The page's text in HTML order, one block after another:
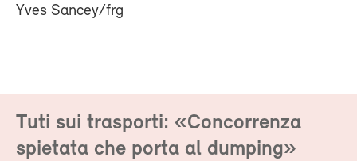
Yves Sancey/frg
Tuti sui trasporti: «Concorrenza
spietata che porta al dumping»